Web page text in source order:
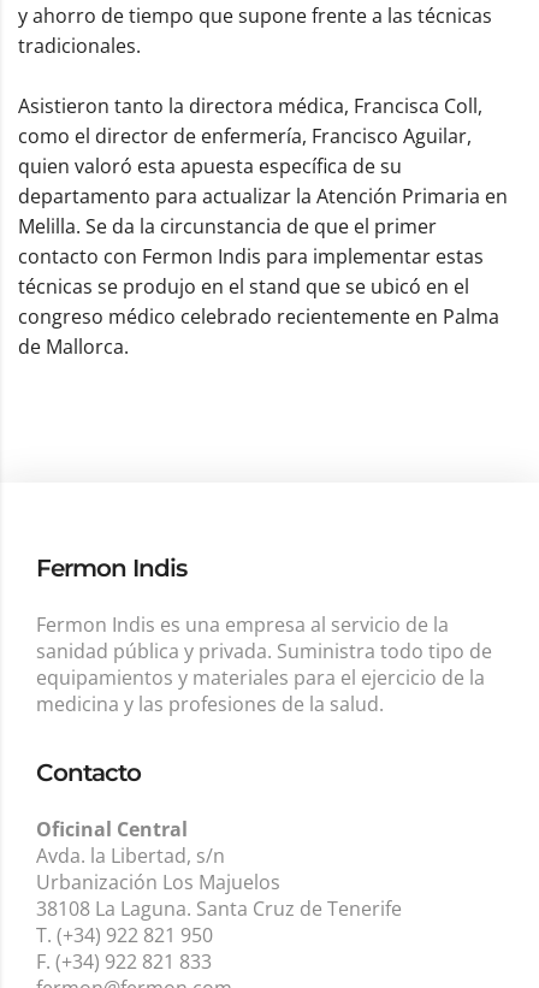
y ahorro de tiempo que supone frente a las técnicas
tradicionales.
Asistieron tanto la directora médica, Francisca Coll,
como el director de enfermería, Francisco Aguilar,
quien valoró esta apuesta específica de su
departamento para actualizar la Atención Primaria en
Melilla. Se da la circunstancia de que el primer
contacto con Fermon Indis para implementar estas
técnicas se produjo en el stand que se ubicó en el
congreso médico celebrado recientemente en Palma
de Mallorca.
Fermon Indis
Fermon Indis es una empresa al servicio de la
sanidad pública y privada. Suministra todo tipo de
equipamientos y materiales para el ejercicio de la
medicina y las profesiones de la salud.
Contacto
Oficinal Central
Avda. la Libertad, s/n
Urbanización Los Majuelos
38108 La Laguna. Santa Cruz de Tenerife
T. (+34) 922 821 950
F. (+34) 922 821 833